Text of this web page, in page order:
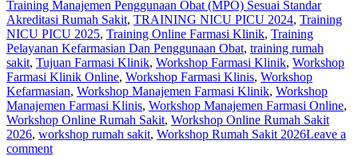
Training Manajemen Penggunaan Obat (MPO) Sesuai Standar
Akreditasi Rumah Sakit, TRAINING NICU PICU 2024, Training
NICU PICU 2025, Training Online Farmasi Klinik, Training
Pelayanan Kefarmasian Dan Penggunaan Obat, training rumah
sakit, Tujuan Farmasi Klinik, Workshop Farmasi Klinik, Workshop
Farmasi Klinik Online, Workshop Farmasi Klinis, Workshop
Kefarmasian, Workshop Manajemen Farmasi Klinik, Workshop
Manajemen Farmasi Klinis, Workshop Manajemen Farmasi Online,
Workshop Online Rumah Sakit, Workshop Online Rumah Sakit
2026, workshop rumah sakit, Workshop Rumah Sakit 2026Leave a
comment